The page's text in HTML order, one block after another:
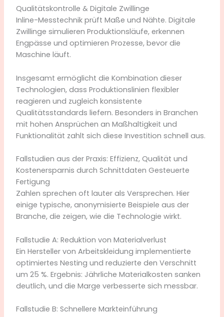
Qualitätskontrolle & Digitale Zwillinge
Inline-Messtechnik prüft Maße und Nähte. Digitale
Zwillinge simulieren Produktionsläufe, erkennen
Engpässe und optimieren Prozesse, bevor die
Maschine läuft.
Insgesamt ermöglicht die Kombination dieser
Technologien, dass Produktionslinien flexibler
reagieren und zugleich konsistente
Qualitätsstandards liefern. Besonders in Branchen
mit hohen Ansprüchen an Maßhaltigkeit und
Funktionalität zahlt sich diese Investition schnell aus.
Fallstudien aus der Praxis: Effizienz, Qualität und
Kostenersparnis durch Schnittdaten Gesteuerte
Fertigung
Zahlen sprechen oft lauter als Versprechen. Hier
einige typische, anonymisierte Beispiele aus der
Branche, die zeigen, wie die Technologie wirkt.
Fallstudie A: Reduktion von Materialverlust
Ein Hersteller von Arbeitskleidung implementierte
optimiertes Nesting und reduzierte den Verschnitt
um 25 %. Ergebnis: Jährliche Materialkosten sanken
deutlich, und die Marge verbesserte sich messbar.
Fallstudie B: Schnellere Markteinführung